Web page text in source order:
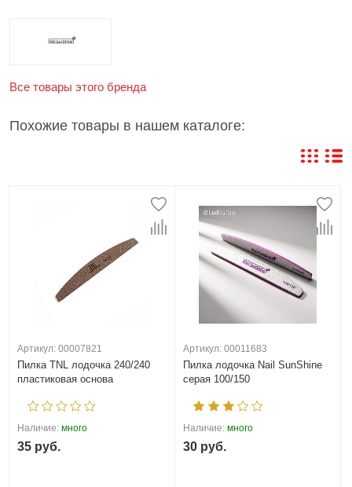
Все товары этого бренда
Похожие товары в нашем каталоге:
Артикул: 00007821
Пилка TNL лодочка 240/240
пластиковая основа
Наличие: много
35 руб.
Артикул: 00011683
Пилка лодочка Nail SunShine
серая 100/150
Наличие: много
30 руб.